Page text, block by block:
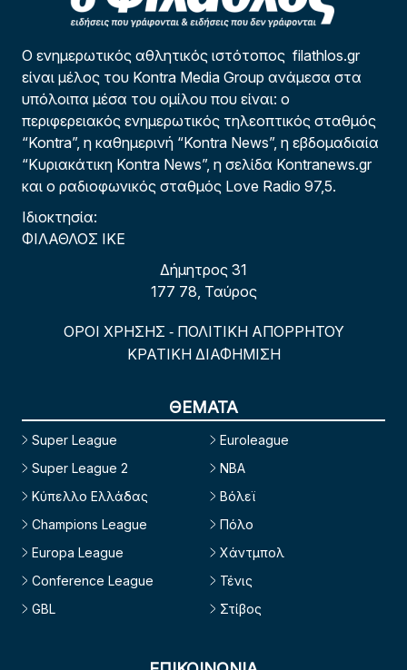
Ο ενημερωτικός αθλητικός ιστότοπος filathlos.gr
είναι μέλος του Kontra Media Group ανάμεσα στα
υπόλοιπα μέσα του ομίλου που είναι: ο
περιφερειακός ενημερωτικός τηλεοπτικός σταθμός
“Kontra”, η καθημερινή “Kontra News”, η εβδομαδιαία
“Κυριακάτικη Kontra News”, η σελίδα Kontranews.gr
και ο ραδιοφωνικός σταθμός Love Radio 97,5.
Ιδιοκτησία:
ΦΙΛΑΘΛΟΣ ΙΚΕ
Δήμητρος 31
177 78, Ταύρος
ΟΡΟΙ ΧΡΗΣΗΣ - ΠΟΛΙΤΙΚΗ ΑΠΟΡΡΗΤΟΥ
ΚΡΑΤΙΚΗ ΔΙΑΦΗΜΙΣΗ
ΘΕΜΑΤΑ
Super League
Super League 2
Κύπελλο Ελλάδας
Champions League
Europa League
Conference League
GBL
Euroleague
NBA
Βόλεϊ
Πόλο
Χάντμπολ
Τένις
Στίβος